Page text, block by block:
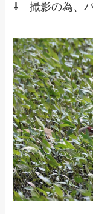
⇩ 撮影の為、